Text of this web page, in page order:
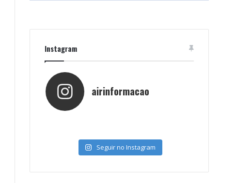
Instagram
airinformacao
Seguir no Instagram